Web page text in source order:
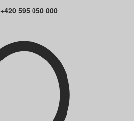
+420 595 050 000